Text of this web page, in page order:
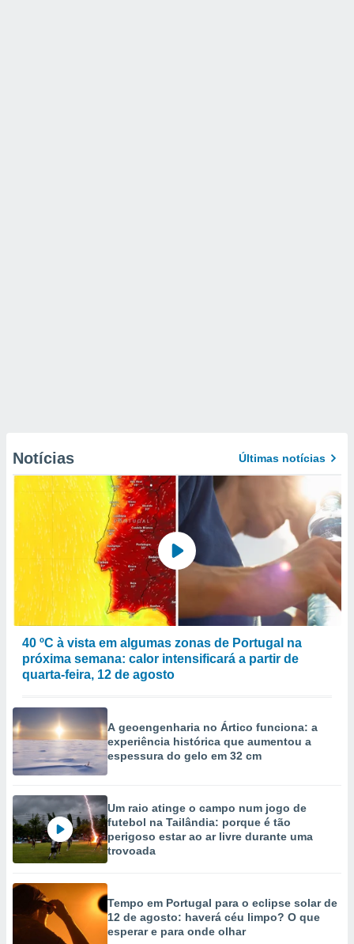
Notícias Últimas notícias
40 ºC à vista em algumas zonas de Portugal na
próxima semana: calor intensificará a partir de
quarta-feira, 12 de agosto
A geoengenharia no Ártico funciona: a
experiência histórica que aumentou a
espessura do gelo em 32 cm
Um raio atinge o campo num jogo de
futebol na Tailândia: porque é tão
perigoso estar ao ar livre durante uma
trovoada
Tempo em Portugal para o eclipse solar de
12 de agosto: haverá céu limpo? O que
esperar e para onde olhar